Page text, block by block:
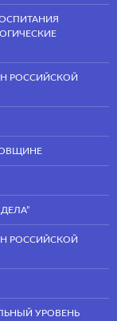
РОССИЙСКОЙ
РОССИЙСКОЙ
УРОВЕНЬ